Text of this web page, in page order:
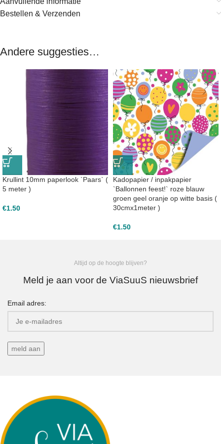
Bestellen & Verzenden
Andere suggesties…
Krullint 10mm paperlook `Paars` (
5 meter )
€1.50
Kadopapier / inpakpapier
`Ballonnen feest!` roze blauw
groen geel oranje op witte basis (
30cmx1meter )
€1.50
Altijd op de hoogte blijven?
Meld je aan voor de ViaSuuS nieuwsbrief
Email adres: